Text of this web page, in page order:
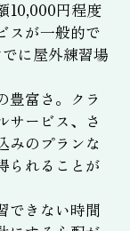
10,000円程度
スが一般的で
に屋外練習場
豊富さ。クラ
サービス、さ
みのプランな
られることが
できない時間